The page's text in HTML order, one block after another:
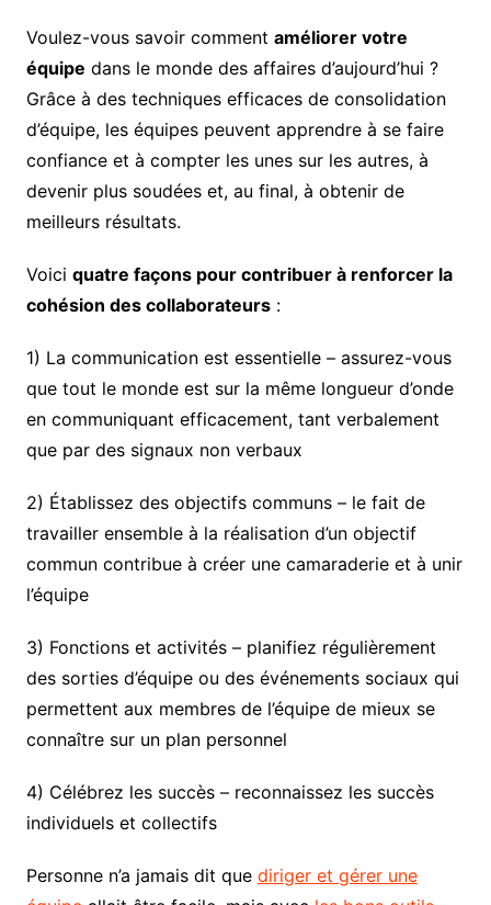
Voulez-vous savoir comment améliorer votre
équipe dans le monde des affaires d’aujourd’hui ?
Grâce à des techniques efficaces de consolidation
d’équipe, les équipes peuvent apprendre à se faire
confiance et à compter les unes sur les autres, à
devenir plus soudées et, au final, à obtenir de
meilleurs résultats.
Voici quatre façons pour contribuer à renforcer la
cohésion des collaborateurs:
1) La communication est essentielle – assurez-vous
que tout le monde est sur la même longueur d’onde
en communiquant efficacement, tant verbalement
que par des signaux non verbaux
2) Établissez des objectifs communs – le fait de
travailler ensemble à la réalisation d’un objectif
commun contribue à créer une camaraderie et à unir
l’équipe
3) Fonctions et activités – planifiez régulièrement
des sorties d’équipe ou des événements sociaux qui
permettent aux membres de l’équipe de mieux se
connaître sur un plan personnel
4) Célébrez les succès – reconnaissez les succès
individuels et collectifs
Personne n’a jamais dit que diriger et gérer une